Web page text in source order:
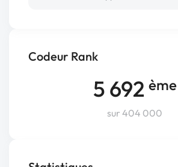
Codeur Rank
5 692 ème
sur 404 000